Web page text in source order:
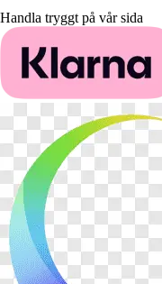
Handla tryggt på vår sida